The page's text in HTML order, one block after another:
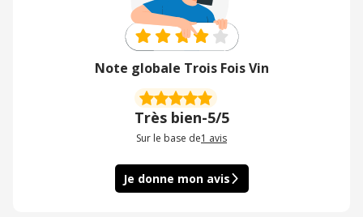
Note globale Trois Fois Vin
Très bien-5/5
Sur le base de1 avis
Je donne mon avis